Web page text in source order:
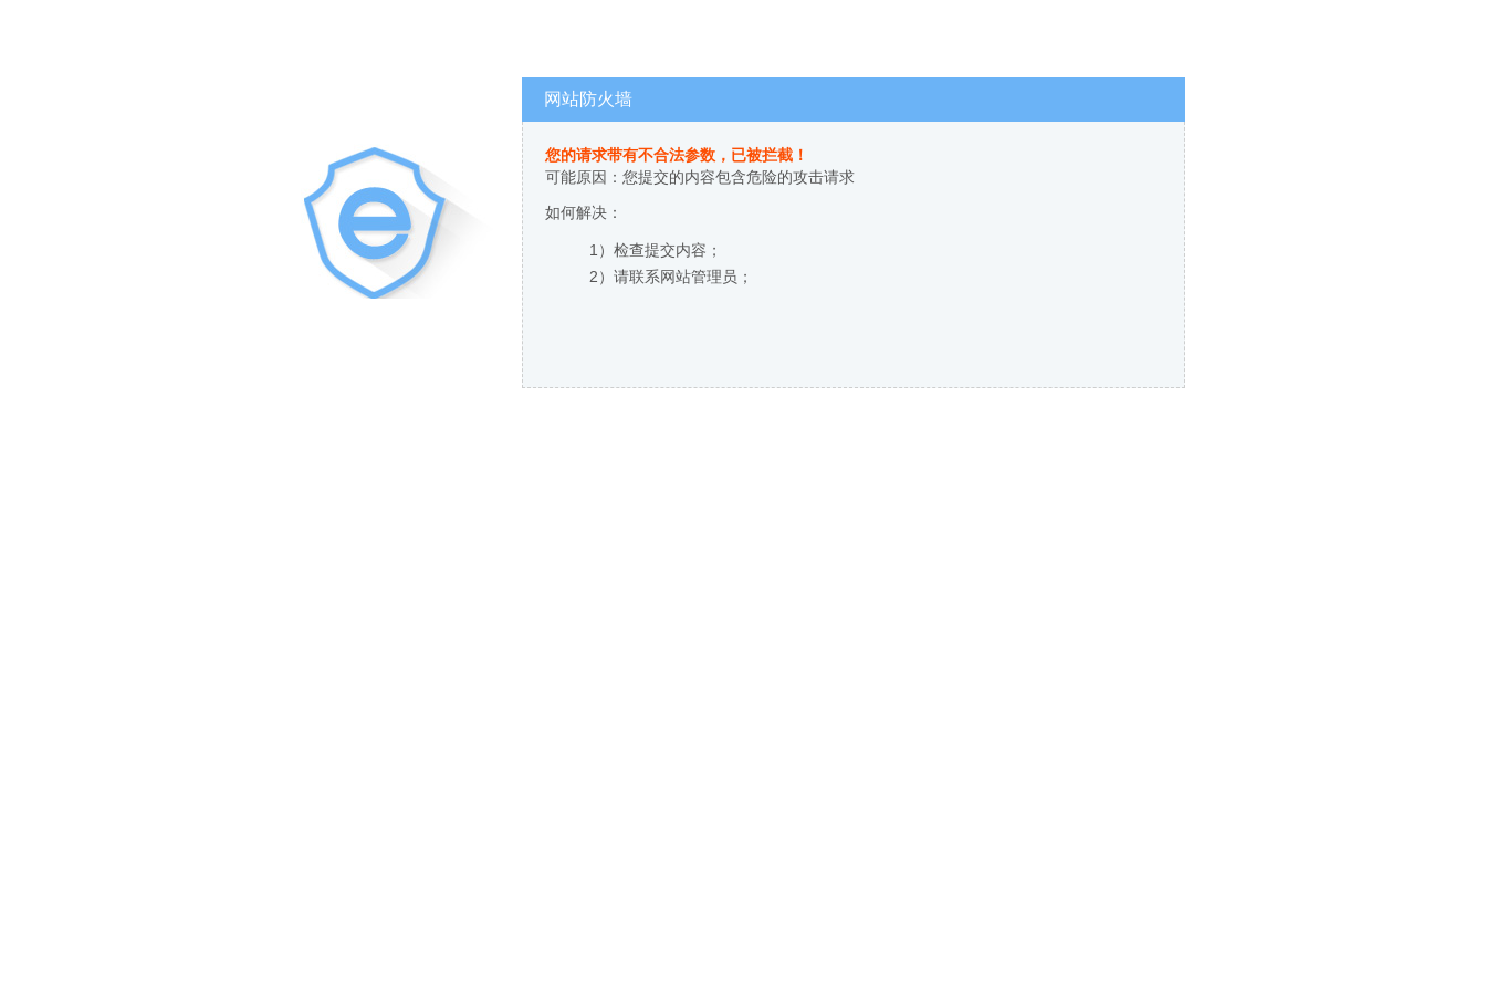
网站防火墙
您的请求带有不合法参数，已被拦截！
可能原因：您提交的内容包含危险的攻击请求
如何解决：
1）检查提交内容；
2）请联系网站管理员；